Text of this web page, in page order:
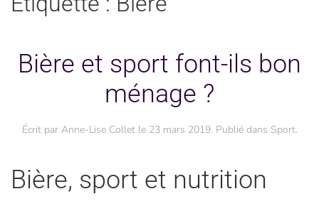
Bière et sport font-ils bon
ménage ?
Écrit par Anne-Lise Colletle 23 mars 2019. Publié dans Sport.
Bière, sport et nutrition